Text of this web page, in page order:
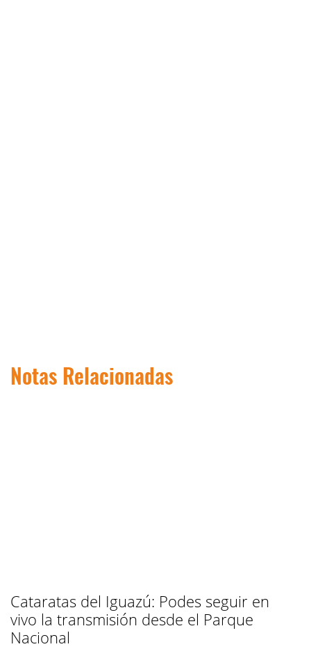
Notas Relacionadas
Cataratas del Iguazú: Podes seguir en
vivo la transmisión desde el Parque
Nacional